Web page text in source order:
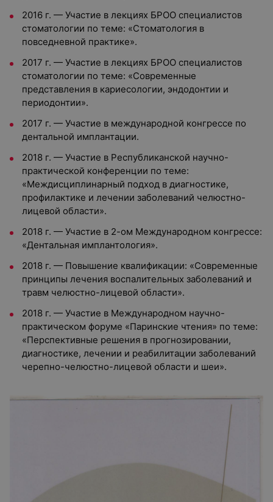
2016 г. — Участие в лекциях БРОО специалистов
стоматологии по теме: «Стоматология в
повседневной практике».
2017 г. — Участие в лекциях БРОО специалистов
стоматологии по теме: «Современные
представления в кариесологии, эндодонтии и
периодонтии».
2017 г. — Участие в международной конгрессе по
дентальной имплантации.
2018 г. — Участие в Республиканской научно-
практической конференции по теме:
«Междисциплинарный подход в диагностике,
профилактике и лечении заболеваний челюстно-
лицевой области».
2018 г. — Участие в 2-ом Международном конгрессе:
«Дентальная имплантология».
2018 г. — Повышение квалификации: «Современные
принципы лечения воспалительных заболеваний и
травм челюстно-лицевой области».
2018 г. — Участие в Международном научно-
практическом форуме «Паринские чтения» по теме:
«Перспективные решения в прогнозировании,
диагностике, лечении и реабилитации заболеваний
черепно-челюстно-лицевой области и шеи».